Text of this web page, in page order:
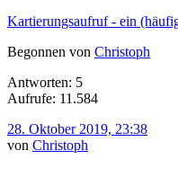
Kartierungsaufruf - ein
Begonnen von Christoph
Antworten: 5
Aufrufe: 11.584
28. Oktober 2019, 23:38
von Christoph